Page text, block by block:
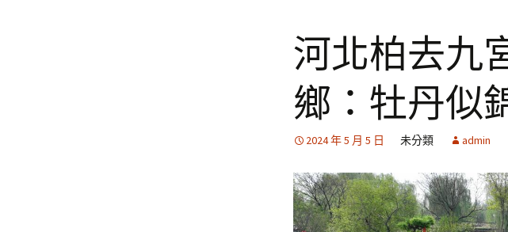
河北柏去九
鄉：牡丹似
2024 年 5 月 5 日 未分類 admin